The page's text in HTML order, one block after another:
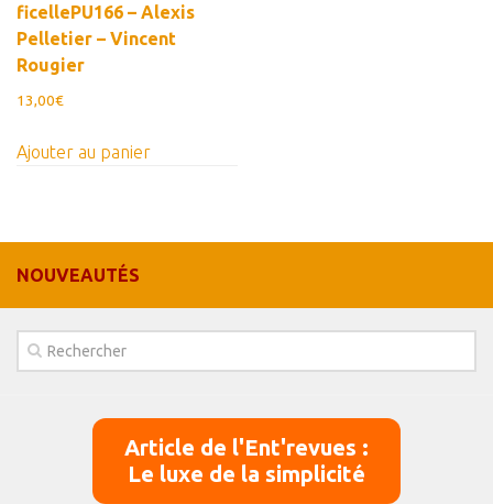
Installations
L’actualité
CV
ficellePU166 – Alexis
Pelletier – Vincent
Rougier
13,00€
Ajouter au panier
NOUVEAUTÉS
Article de l'Ent'revues :
Le luxe de la simplicité